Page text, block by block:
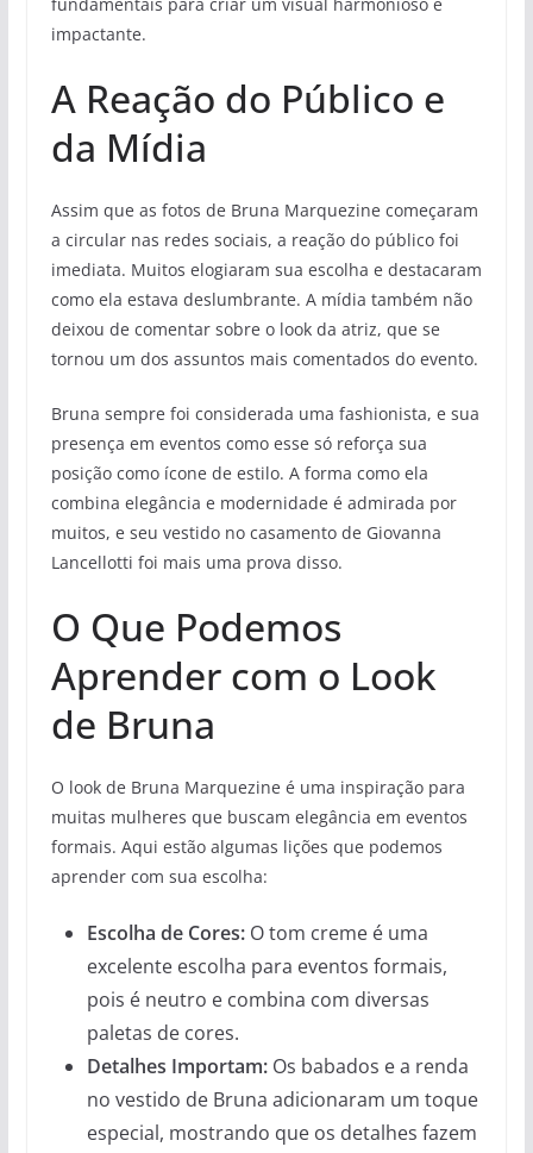
impactante.
A Reação do Público e
da Mídia
Assim que as fotos de Bruna Marquezine começaram
a circular nas redes sociais, a reação do público foi
imediata. Muitos elogiaram sua escolha e destacaram
como ela estava deslumbrante. A mídia também não
deixou de comentar sobre o look da atriz, que se
tornou um dos assuntos mais comentados do evento.
Bruna sempre foi considerada uma fashionista, e sua
presença em eventos como esse só reforça sua
posição como ícone de estilo. A forma como ela
combina elegância e modernidade é admirada por
muitos, e seu vestido no casamento de Giovanna
Lancellotti foi mais uma prova disso.
O Que Podemos
Aprender com o Look
de Bruna
O look de Bruna Marquezine é uma inspiração para
muitas mulheres que buscam elegância em eventos
formais. Aqui estão algumas lições que podemos
aprender com sua escolha:
Escolha de Cores:O tom creme é uma
excelente escolha para eventos formais,
pois é neutro e combina com diversas
paletas de cores.
Detalhes Importam:Os babados e a renda
no vestido de Bruna adicionaram um toque
especial, mostrando que os detalhes fazem